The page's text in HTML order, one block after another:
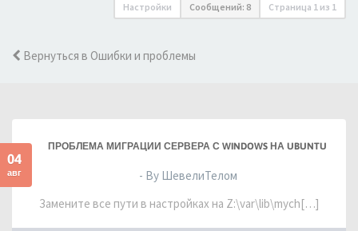
Настройки Сообщений: 8 Страница 1 из 1
Вернуться в Ошибки и проблемы
04
авг
ПРОБЛЕМА МИГРАЦИИ СЕРВЕРА С WINDOWS НА UBUNTU
- By ШевелиТелом
Замените все пути в настройках на Z:\var\lib\mych[…]